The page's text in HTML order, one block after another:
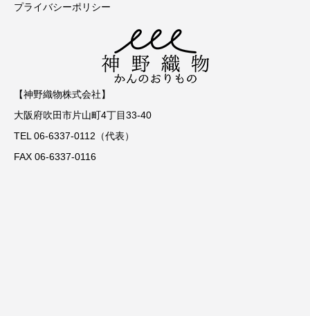
プライバシーポリシー
【神野織物株式会社】
大阪府吹田市片山町4丁目33-40
TEL 06-6337-0112（代表）
FAX 06-6337-0116